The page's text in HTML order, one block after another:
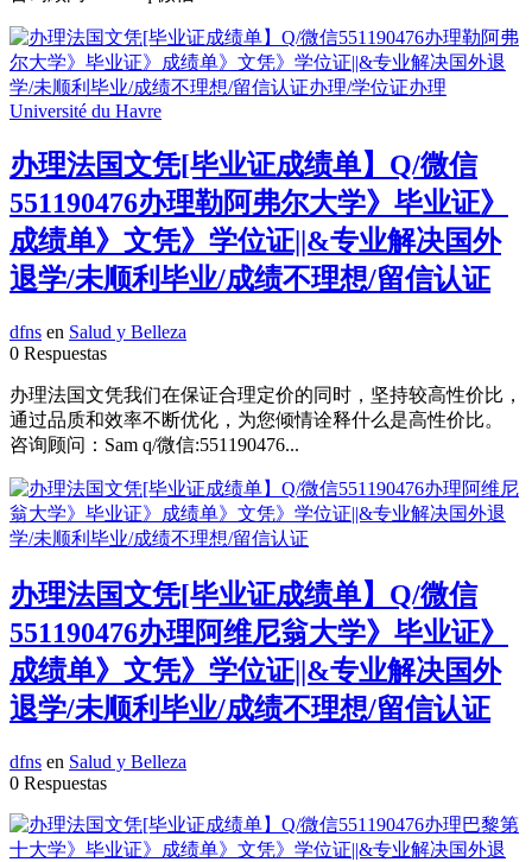
办理法国文凭[毕业证成绩单】Q/微信
551190476办理勒阿弗尔大学》毕业证》
成绩单》文凭》学位证||&专业解决国外
退学/未顺利毕业/成绩不理想/留信认证
dfns en Salud y Belleza
0 Respuestas
办理法国文凭我们在保证合理定价的同时，坚持较高性价比，
通过品质和效率不断优化，为您倾情诠释什么是高性价比。
咨询顾问：Sam q/微信:551190476...
办理法国文凭[毕业证成绩单】Q/微信
551190476办理阿维尼翁大学》毕业证》
成绩单》文凭》学位证||&专业解决国外
退学/未顺利毕业/成绩不理想/留信认证
dfns en Salud y Belleza
0 Respuestas